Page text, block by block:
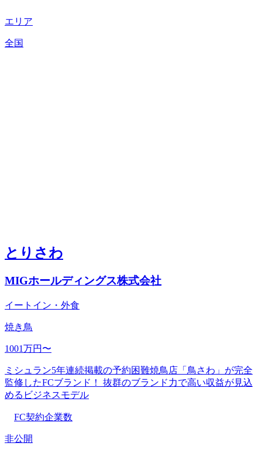
エリア
全国
とりさわ
MIGホールディングス株式会社
イートイン・外食
焼き鳥
1001万円〜
ミシュラン5年連続掲載の予約困難焼鳥店「鳥さわ」が完全
監修したFCブランド！ 抜群のブランド力で高い収益が見込
めるビジネスモデル
FC契約企業数
非公開